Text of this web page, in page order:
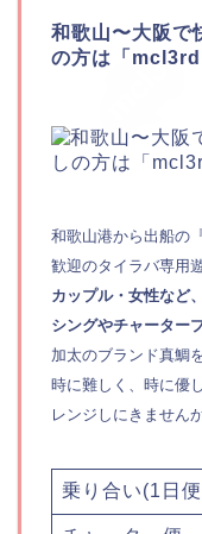
和歌山〜大阪で
の方は「mcl3rd
和歌山港から出船の
歓迎のタイラバ専用
カップル・女性など
シングやチャーター
加太のブランド真鯛
時に難しく、時に優
レンジしにきません
乗り合い(1日